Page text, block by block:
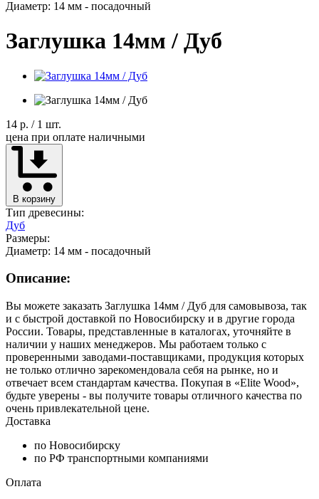
Диаметр: 14 мм - посадочный
Заглушка 14мм / Дуб
14 р. / 1 шт.
цена при оплате наличными
В корзину
Тип древесины:
Дуб
Размеры:
Диаметр: 14 мм - посадочный
Описание:
Вы можете заказать Заглушка 14мм / Дуб для самовывоза, так
и с быстрой доставкой по Новосибирску и в другие города
России. Товары, представленные в каталогах, уточняйте в
наличии у наших менеджеров. Мы работаем только с
проверенными заводами-поставщиками, продукция которых
не только отлично зарекомендовала себя на рынке, но и
отвечает всем стандартам качества. Покупая в «Elite Wood»,
будьте уверены - вы получите товары отличного качества по
очень привлекательной цене.
Доставка
по Новосибирску
по РФ транспортными компаниями
Оплата